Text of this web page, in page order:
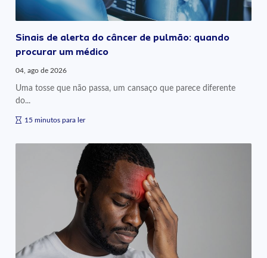
Sinais de alerta do câncer de pulmão: quando
procurar um médico
04, ago de 2026
Uma tosse que não passa, um cansaço que parece diferente
do...
15 minutos para ler